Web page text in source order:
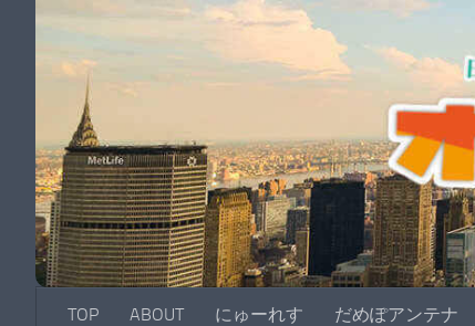
TOP ABOUT にゅーれす だめぽアンテナ